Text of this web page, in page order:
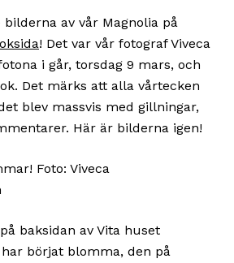
av vår Magnolia på
! Det var vår fotograf Viveca
i går, torsdag 9 mars, och
Det märks att alla vårtecken
blev massvis med gillningar,
Här är bilderna igen!
baksidan av Vita huset
börjat blomma, den på